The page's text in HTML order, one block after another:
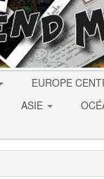
EUROPE
ASIE